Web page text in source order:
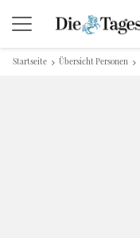
Startseite Übersicht Personen